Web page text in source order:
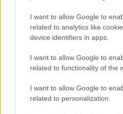
I want to allow Google to
related to analytics like
device identifiers in apps.
I want to allow Google to
related to functionality of the
I want to allow Google to
related to personalization.
Infos Rédaction